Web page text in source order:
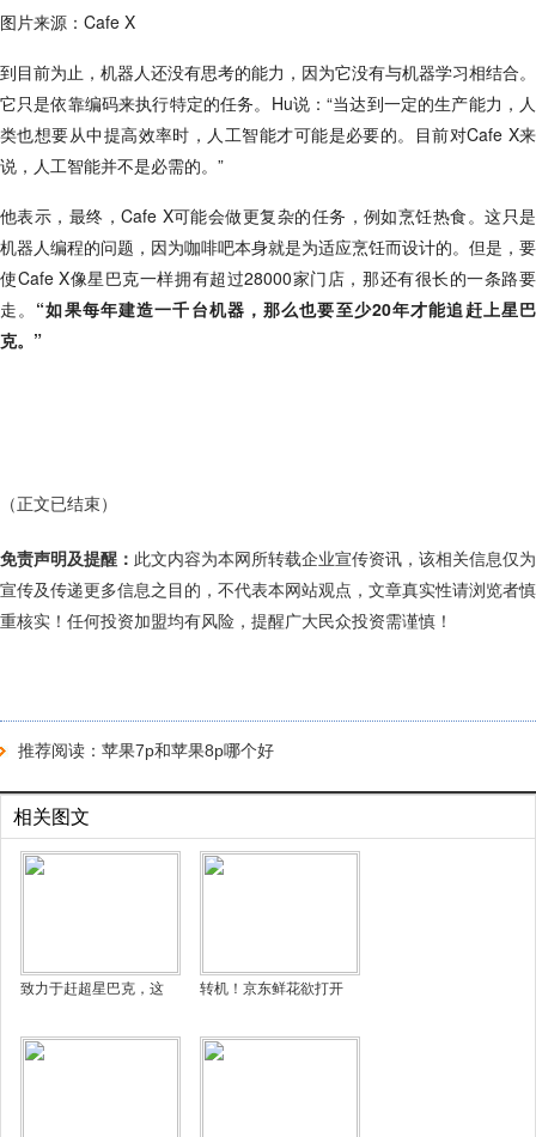
图片来源：Cafe X
到目前为止，机器人还没有思考的能力，因为它没有与机器学习相结合。
它只是依靠编码来执行特定的任务。Hu说：“当达到一定的生产能力，人
类也想要从中提高效率时，人工智能才可能是必要的。目前对Cafe X来
说，人工智能并不是必需的。”
他表示，最终，Cafe X可能会做更复杂的任务，例如烹饪热食。这只是
机器人编程的问题，因为咖啡吧本身就是为适应烹饪而设计的。但是，要
使Cafe X像星巴克一样拥有超过28000家门店，那还有很长的一条路要
走。 “如果每年建造一千台机器，那么也要至少20年才能追赶上星巴
克。”
（正文已结束）
免责声明及提醒： 此文内容为本网所转载企业宣传资讯，该相关信息仅为
宣传及传递更多信息之目的，不代表本网站观点，文章真实性请浏览者慎
重核实！任何投资加盟均有风险，提醒广大民众投资需谨慎！
推荐阅读： 苹果7p和苹果8p哪个好
相关图文
致力于赶超星巴克，这 转机！京东鲜花欲打开